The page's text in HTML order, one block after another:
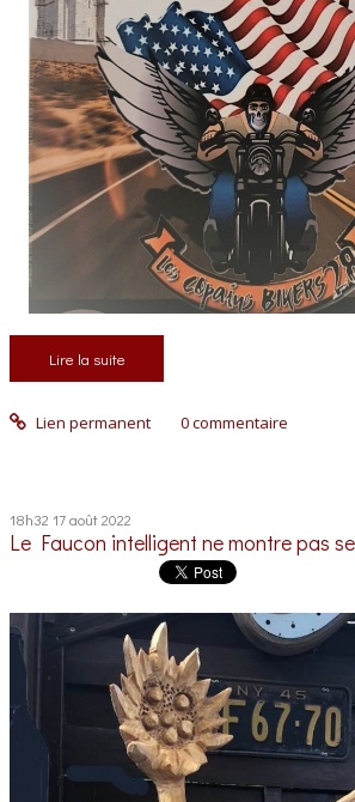
Lire la suite
Lien permanent 0commentaire
18h32 17août 2022
Le Faucon intelligent ne montre pas